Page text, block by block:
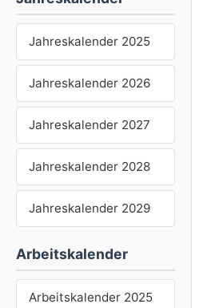
Jahreskalender 2025
Jahreskalender 2026
Jahreskalender 2027
Jahreskalender 2028
Jahreskalender 2029
Arbeitskalender
Arbeitskalender 2025